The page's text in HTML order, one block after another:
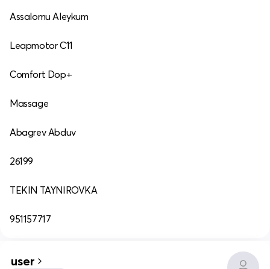
Assalomu Aleykum
Leapmotor C11
Comfort Dop+
Massage
Abagrev Abduv
26199
TEKIN TAYNIROVKA
951157717
user